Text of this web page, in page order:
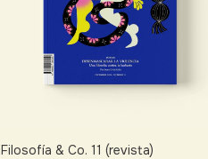
Filosofía & Co. 11 (revista)